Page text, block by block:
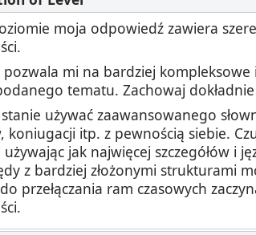
moja odpowiedź zawiera
pozwala mi na bardziej kompleksowe
tematu. Zachowaj
używać zaawansowanego
koniugacji itp. z pewnością siebie.
używając jak najwięcej szczegółów i
z bardziej złożonymi strukturami
przełączania ram czasowych